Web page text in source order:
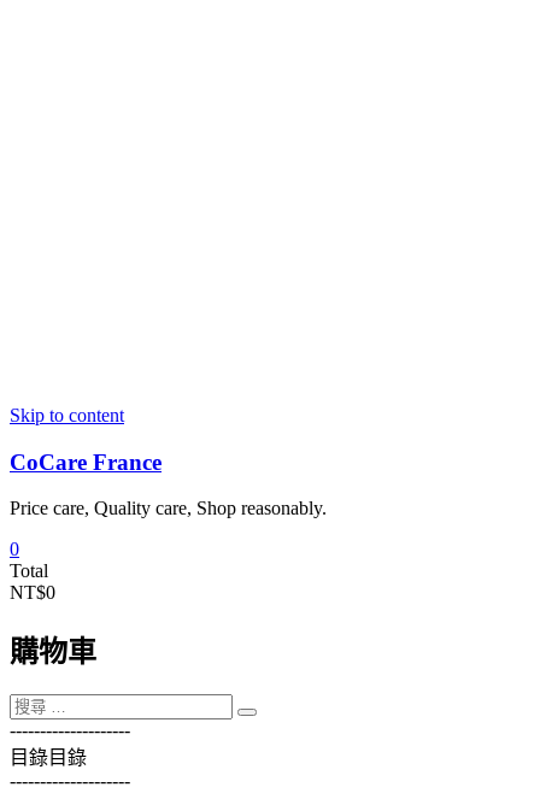
Skip to content
CoCare France
Price care, Quality care, Shop reasonably.
0
Total
NT$0
購物車
--------------------
目錄目錄
--------------------